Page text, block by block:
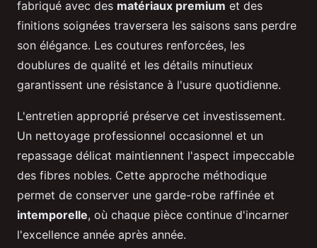
fabriqué avec des matériaux premium et des
finitions soignées traversera les saisons sans perdre
son élégance. Les coutures renforcées, les
doublures de qualité et les détails minutieux
garantissent une résistance à l'usure quotidienne.
L'entretien approprié préserve cet investissement.
Un nettoyage professionnel occasionnel et un
repassage délicat maintiennent l'aspect impeccable
des fibres nobles. Cette approche méthodique
permet de conserver une garde-robe raffinée et
intemporelle, où chaque pièce continue d'incarner
l'excellence année après année.